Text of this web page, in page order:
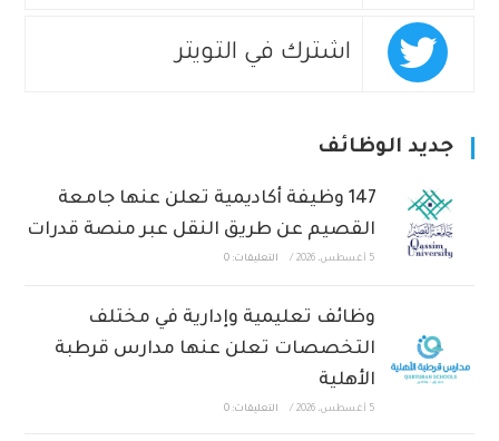
اشترك في التويتر
جديد الوظائف
147 وظيفة أكاديمية تعلن عنها جامعة
القصيم عن طريق النقل عبر منصة قدرات
5 أغسطس، 2026 / التعليقات: 0
وظائف تعليمية وإدارية في مختلف
التخصصات تعلن عنها مدارس قرطبة
الأهلية
5 أغسطس، 2026 / التعليقات: 0